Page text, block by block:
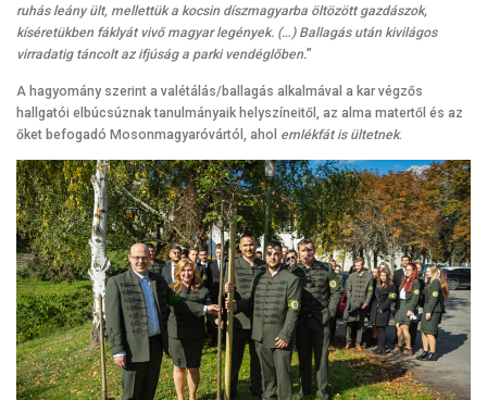
ruhás leány ült, mellettük a kocsin díszmagyarba öltözött gazdászok,
kíséretükben fáklyát vivő magyar legények. (…) Ballagás után kivilágos
virradatig táncolt az ifjúság a parki vendéglőben.”
A hagyomány szerint a valétálás/ballagás alkalmával a kar végzős
hallgatói elbúcsúznak tanulmányaik helyszíneitől, az alma matertől és az
őket befogadó Mosonmagyaróvártól, ahol emlékfát is ültetnek.